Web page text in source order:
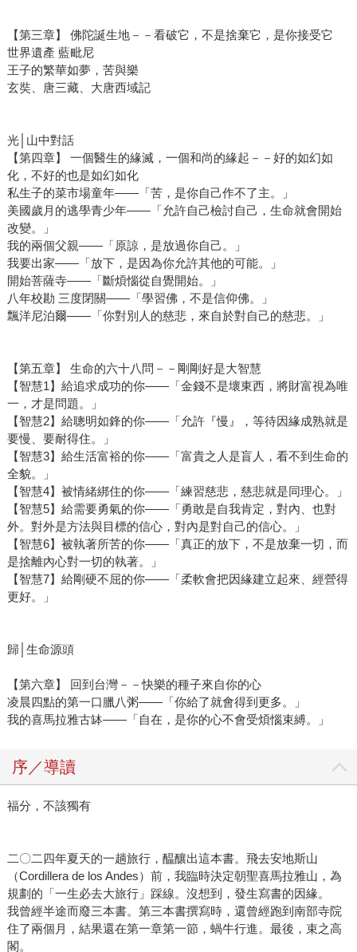
【第三章】 佛陀誕生地－－看破它，不是捨棄它，是你接受它
世界遺產 藍毗尼
王子的繁華如夢，苦與樂
玄奘、唐三藏、大唐西域記
光│山中對話
【第四章】 一個醫生的緣滅，一個和尚的緣起－－好的如幻如
化，不好的也是如幻如化
私生子的菜市場童年——「苦，是你自己作不了主。」
美國歲月的逃學青少年——「允許自己檢討自己，生命就會開始
改變。」
我的兩個父親——「原諒，是放過你自己。」
我要出家——「放下，是因為你允許其他的可能。」
開始菩薩寺——「斷煩惱從自覺開始。」
八年校勘 三度閉關——「學習佛，不是信仰佛。」
飄洋尼泊爾——「你對別人的慈悲，來自於對自己的慈悲。」
【第五章】 生命的六十八問－－剛剛好是大智慧
【智慧1】給追求成功的你——「金錢不是壞東西，將財富視為唯
一，才是問題。」
【智慧2】給聰明如鋒的你——「允許『慢』，等待因緣成熟就是
要慢、要耐得住。」
【智慧3】給生活富裕的你——「富貴之人是盲人，看不到生命的
全貌。」
【智慧4】被情緒綁住的你——「練習慈悲，慈悲就是同理心。」
【智慧5】給需要勇氣的你——「勇敢是自我肯定，對內、也對
外。對外是方法與目標的信心，對內是對自己的信心。」
【智慧6】被執著所苦的你——「真正的放下，不是放棄一切，而
是捨離內心對一切的執著。」
【智慧7】給剛硬不屈的你——「柔軟會把因緣建立起來、經營得
更好。」
歸│生命源頭
【第六章】 回到台灣－－快樂的種子來自你的心
凌晨四點的第一口臘八粥——「你給了就會得到更多。」
我的喜馬拉雅古缽——「自在，是你的心不會受煩惱束縛。」
序／導讀
福分，不該獨有
二〇二四年夏天的一趟旅行，醖釀出這本書。飛去安地斯山
（Cordillera de los Andes）前，我臨時決定朝聖喜馬拉雅山，為
規劃的「一生必去大旅行」踩線。沒想到，發生寫書的因緣。
我曾經半途而廢三本書。第三本書撰寫時，還曾經跑到南部寺院
住了兩個月，結果還在第一章第一節，蝸牛行進。最後，束之高
閣。